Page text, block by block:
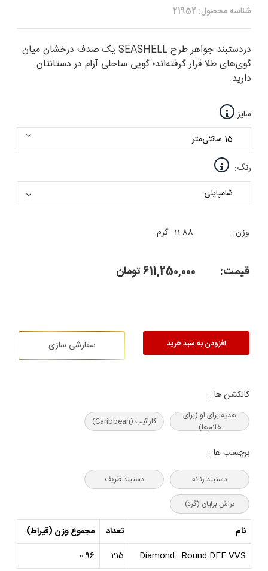
شناسه محصول: 21952
دردستبند جواهر طرح SEASHELL یک صدف درخشان میان
گوی‌های طلا قرار گرفته‌اند؛ گویی ساحلی آرام در دستانتان
دارید.
سایز
رنگ:
وزن : 11.88 گرم
قیمت: 611,250,000تومان
افزودن به سبد خرید سفارشی سازی
کالکشن ها :
هدیه‌ برای او (برای
خانم‌ها)
کارائیب (Caribbean)
برچسب ها :
دستبند زنانه دستبند ظریف
تراش برلیان (گرد)
نام تعداد
مجموع وزن (قیراط)
Diamond : Round DEF VVS
215
0.96